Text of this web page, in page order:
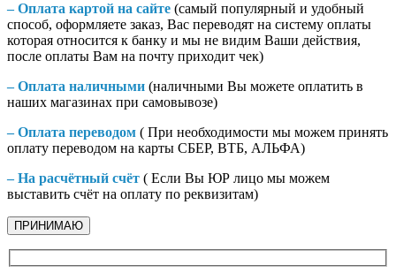
– Оплата картой на сайте (самый популярный и удобный
способ, оформляете заказ, Вас переводят на систему оплаты
которая относится к банку и мы не видим Ваши действия,
после оплаты Вам на почту приходит чек)
– Оплата наличными (наличными Вы можете оплатить в
наших магазинах при самовывозе)
– Оплата переводом ( При необходимости мы можем принять
оплату переводом на карты СБЕР, ВТБ, АЛЬФА)
– На расчётный счёт ( Если Вы ЮР лицо мы можем
выставить счёт на оплату по реквизитам)
ПРИНИМАЮ